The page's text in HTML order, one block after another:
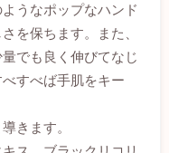
うなポップなハンド
を保ちます。また、
でも良く伸びてなじ
すべば手肌をキー
きます。